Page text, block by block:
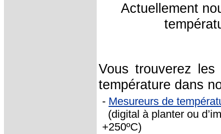
Actuellement
Vous trouverez les
température dans
- Mesureurs de
(digital à planter ou
+250ºC)